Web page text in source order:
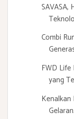
SAVASA,
Combi
FWD
yang
Kenalkan